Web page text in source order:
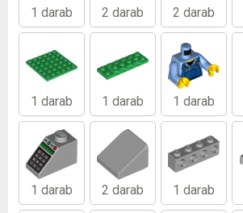
1 darab 2 darab 2 darab
1 darab 1 darab 1 darab
1 darab 2 darab 1 darab